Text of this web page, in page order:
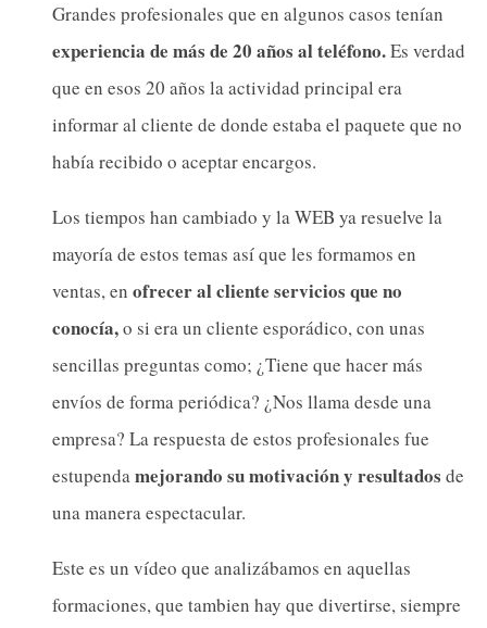
Grandes profesionales que en algunos casos tenían
experiencia de más de 20 años al teléfono.Es verdad
que en esos 20 años la actividad principal era
informar al cliente de donde estaba el paquete que no
había recibido o aceptar encargos.
Los tiempos han cambiado y la WEB ya resuelve la
mayoría de estos temas así que les formamos en
ventas, en ofrecer al cliente servicios que no
conocía,o si era un cliente esporádico, con unas
sencillas preguntas como; ¿Tiene que hacer más
envíos de forma periódica? ¿Nos llama desde una
empresa? La respuesta de estos profesionales fue
estupendamejorando su motivación y resultados de
una manera espectacular.
Este es un vídeo que analizábamos en aquellas
formaciones, que tambien hay que divertirse, siempre